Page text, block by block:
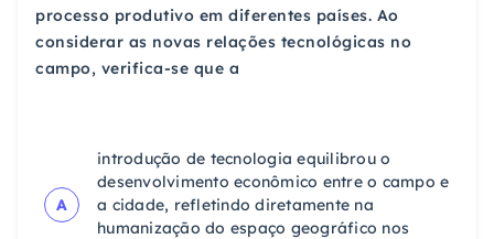
processo produtivo em diferentes países. Ao
considerar as novas relações tecnológicas no
campo, verifica-se que a
A
introdução de tecnologia equilibrou o
desenvolvimento econômico entre o campo e
a cidade, refletindo diretamente na
humanização do espaço geográfico nos